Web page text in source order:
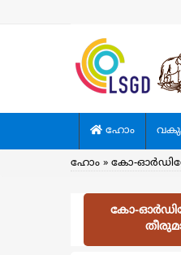
Main
navigation
ഹോം
Breadcrumb
ഹോം കോ-
കോ-